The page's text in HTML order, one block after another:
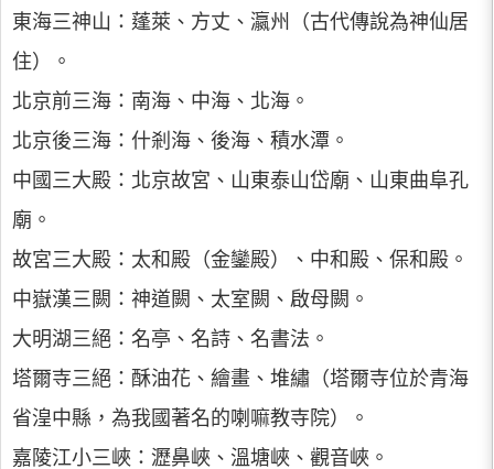
東海三神山：蓬萊、方丈、瀛州（古代傳說為神仙居
住）。
北京前三海：南海、中海、北海。
北京後三海：什剎海、後海、積水潭。
中國三大殿：北京故宮、山東泰山岱廟、山東曲阜孔
廟。
故宮三大殿：太和殿（金鑾殿）、中和殿、保和殿。
中嶽漢三闕：神道闕、太室闕、啟母闕。
大明湖三絕：名亭、名詩、名書法。
塔爾寺三絕：酥油花、繪畫、堆繡（塔爾寺位於青海
省湟中縣，為我國著名的喇嘛教寺院）。
嘉陵江小三峽：瀝鼻峽、溫塘峽、觀音峽。